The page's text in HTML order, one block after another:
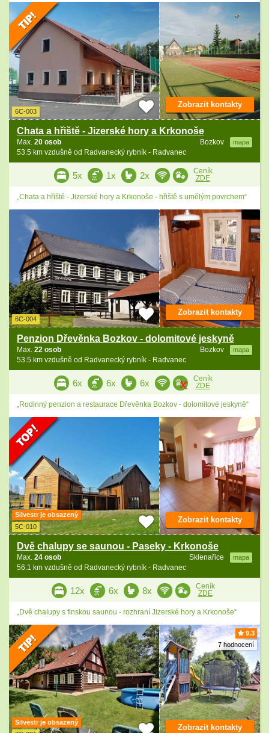
6C-003
Chata a hřiště - Jizerské hory a Krkonoše
Bozkov mapa
Max. 20 osob
53.5 km vzdušně od Radvanecký rybník - Radvanec
Zobrazit kontakty
5x 1x 2x
Ceník
ZDE
„Chata a hřiště - Jizerské hory a Krkonoše - hřiště s umělým povrchem“
6C-004
Penzion Dřevěnka Bozkov - dolomitové jeskyně
Bozkov mapa
Max. 22 osob
53.5 km vzdušně od Radvanecký rybník - Radvanec
Zobrazit kontakty
6x 6x 6x
Ceník
ZDE
„Rodinný penzion a restaurace Dřevěnka Bozkov - dolomitové jeskyně“
Silvestr je obsazený
5C-010
Dvě chalupy se saunou - Paseky - Krkonoše
Sklenařice mapa
Max. 24 osob
56.1 km vzdušně od Radvanecký rybník - Radvanec
Zobrazit kontakty
12x 6x 8x
Ceník
ZDE
„Dvě chalupy s finskou saunou - rozhraní Jizerské hory a Krkonoše“
9.3
7 hodnocení
Silvestr je obsazený
Zobrazit kontakty